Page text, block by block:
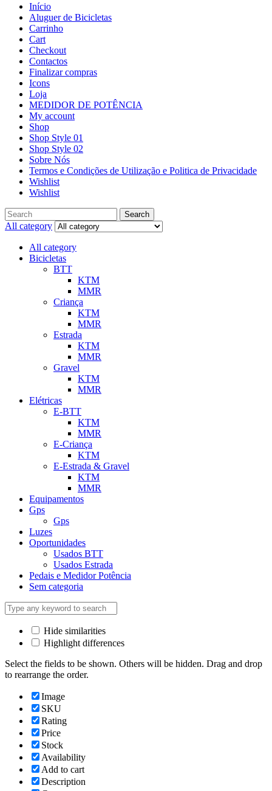
Início
Aluguer de Bicicletas
Carrinho
Cart
Checkout
Contactos
Finalizar compras
Icons
Loja
MEDIDOR DE POTÊNCIA
My account
Shop
Shop Style 01
Shop Style 02
Sobre Nós
Termos e Condições de Utilização e Politica de Privacidade
Wishlist
Wishlist
Search
All category
All category
Bicicletas
BTT
KTM
MMR
Criança
KTM
MMR
Estrada
KTM
MMR
Gravel
KTM
MMR
Elétricas
E-BTT
KTM
MMR
E-Criança
KTM
E-Estrada & Gravel
KTM
MMR
Equipamentos
Gps
Gps
Luzes
Oportunidades
Usados BTT
Usados Estrada
Pedais e Medidor Potência
Sem categoria
Hide similarities
Highlight differences
Select the fields to be shown. Others will be hidden. Drag and drop
to rearrange the order.
Image
SKU
Rating
Price
Stock
Availability
Add to cart
Description